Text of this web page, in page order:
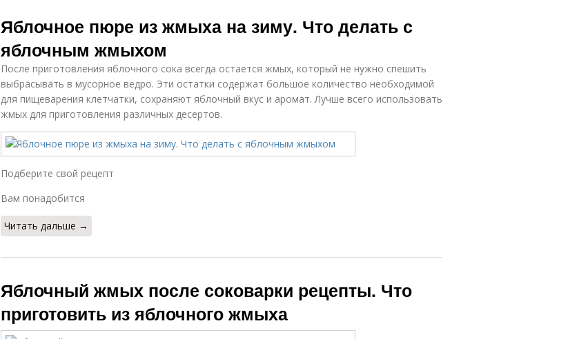
Яблочное пюре из жмыха на зиму. Что делать с
яблочным жмыхом
После приготовления яблочного сока всегда остается жмых, который не нужно спешить
выбрасывать в мусорное ведро. Эти остатки содержат большое количество необходимой
для пищеварения клетчатки, сохраняют яблочный вкус и аромат. Лучше всего использовать
жмых для приготовления различных десертов.
Подберите свой рецепт
Вам понадобится
Читать дальше →
Яблочный жмых после соковарки рецепты. Что
приготовить из яблочного жмыха